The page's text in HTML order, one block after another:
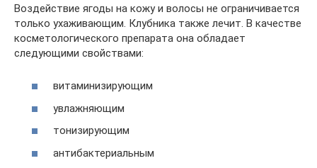
Воздействие ягоды на кожу и волосы не ограничивается
только ухаживающим. Клубника также лечит. В качестве
косметологического препарата она обладает
следующими свойствами:
витаминизирующим
увлажняющим
тонизирующим
антибактериальным